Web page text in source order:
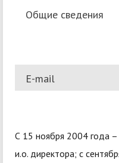
Общие сведения
E-mail
С 15 ноября 2004 года
и.о. директора; с